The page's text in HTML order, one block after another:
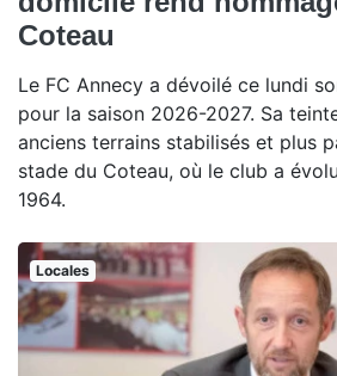
Coteau
Le FC Annecy a dévoilé ce lundi
pour la saison 2026-2027. Sa
anciens terrains stabilisés et plus
stade du Coteau, où le club a
1964.
Locales